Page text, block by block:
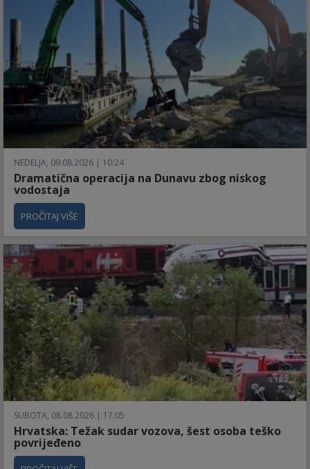
NEDELJA, 09.08.2026 | 10:24
Dramatična operacija na Dunavu zbog niskog
vodostaja
PROČITAJ VIŠE
SUBOTA, 08.08.2026 | 17:05
Hrvatska: Težak sudar vozova, šest osoba teško
povrijeđeno